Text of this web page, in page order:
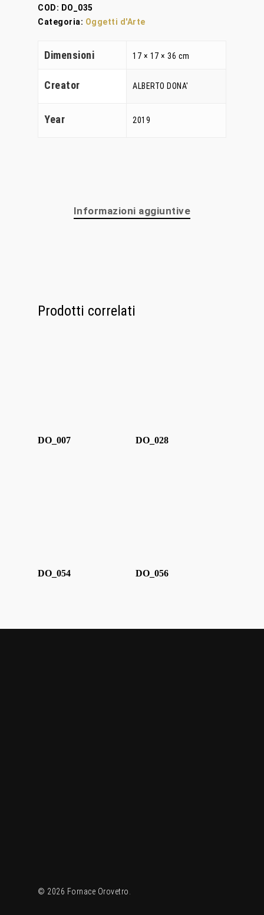
COD: DO_035
Categoria: Oggetti d'Arte
Dimensioni 17 × 17 × 36 cm
Creator ALBERTO DONA'
Year 2019
Informazioni aggiuntive
Prodotti correlati
DO_007 DO_028
DO_054 DO_056
© 2026 Fornace Orovetro.
Bicchieri